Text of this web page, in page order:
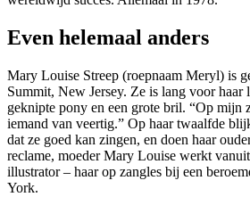
Even helemaal anders
Mary Louise Streep (roepnaam Meryl) is
Summit, New Jersey. Ze is lang voor haar
geknipte pony en een grote bril. “Op mijn
iemand van veertig.” Op haar twaalfde
dat ze goed kan zingen, en doen haar
reclame, moeder Mary Louise werkt
illustrator – haar op zangles bij een
York.